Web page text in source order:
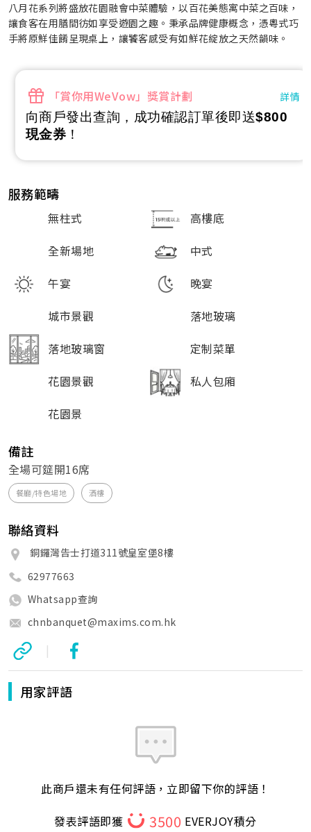
八月花系列將盛放花園融會中菜體驗，以百花美態寓中菜之百味，
讓食客在用膳間彷如享受遊園之趣。秉承品牌健康概念，憑粵式巧
手將原鮮佳餚呈現桌上，讓饕客感受有如鮮花綻放之天然韻味。
「賞你用WeVow」獎賞計劃 詳情
向商戶發出查詢，成功確認訂單後即送$800
現金券 ！
服務範疇
無柱式
高樓底
全新場地
中式
午宴
晚宴
城市景觀
落地玻璃
落地玻璃窗
定制菜單
花園景觀
私人包廂
花園景
備註
全場可筵開16席
餐廳/特色場地 酒樓
聯絡資料
銅鑼灣告士打道311號皇室堡8樓
62977663
Whatsapp查詢
chnbanquet@maxims.com.hk
|
用家評語
此商戶還未有任何評語，立即留下你的評語！
發表評語即獲
3500 EVERJOY積分